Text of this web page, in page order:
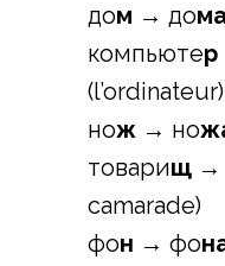
дом → до
компьютер
(l’ordinateur)
нож → но
товарищ →
camarade)
фон → фо